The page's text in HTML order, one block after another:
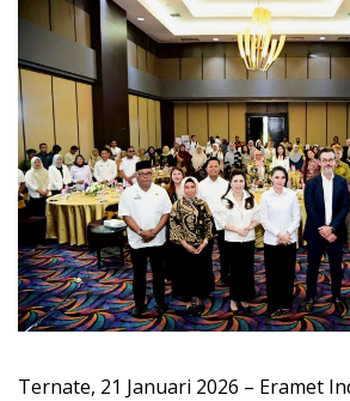
Ternate, 21 Januari 2026 – Eramet